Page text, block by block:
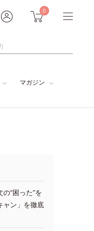
0
マガジン
“困った”を
ャン」を徹底